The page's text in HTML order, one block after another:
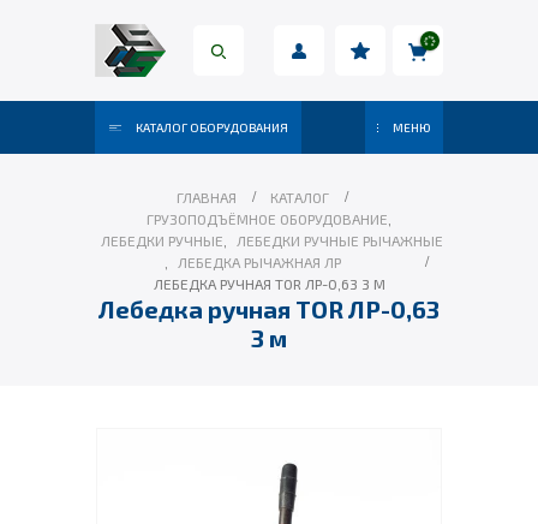
КАТАЛОГ ОБОРУДОВАНИЯ МЕНЮ
ГЛАВНАЯ
КАТАЛОГ
ГРУЗОПОДЪЁМНОЕ ОБОРУДОВАНИЕ
ЛЕБЕДКИ РУЧНЫЕ
ЛЕБЕДКИ РУЧНЫЕ РЫЧАЖНЫЕ
ЛЕБЕДКА РЫЧАЖНАЯ ЛР
ЛЕБЕДКА РУЧНАЯ TOR ЛР-0,63 3 М
Лебедка ручная TOR ЛР-0,63
3 м